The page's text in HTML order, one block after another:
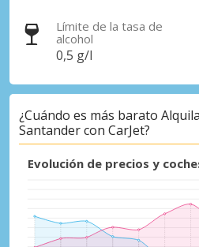
Límite de la tasa de
alcohol
0,5 g/l
¿Cuándo es más barato
Santander con CarJet?
Evolución de precios y